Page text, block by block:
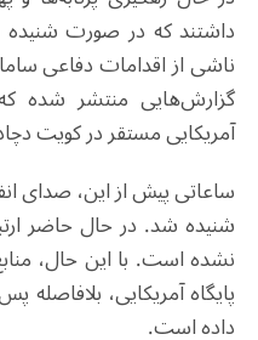
داشتند که در صورت
ناشی از اقدامات دفاعی
گزارش‌هایی منتشر شده
آمریکایی مستقر در کویت
ساعاتی پیش از این، صدای
شنیده شد. در حال حاضر
نشده است. با این حال،
پایگاه آمریکایی، بلافاصله
داده است.